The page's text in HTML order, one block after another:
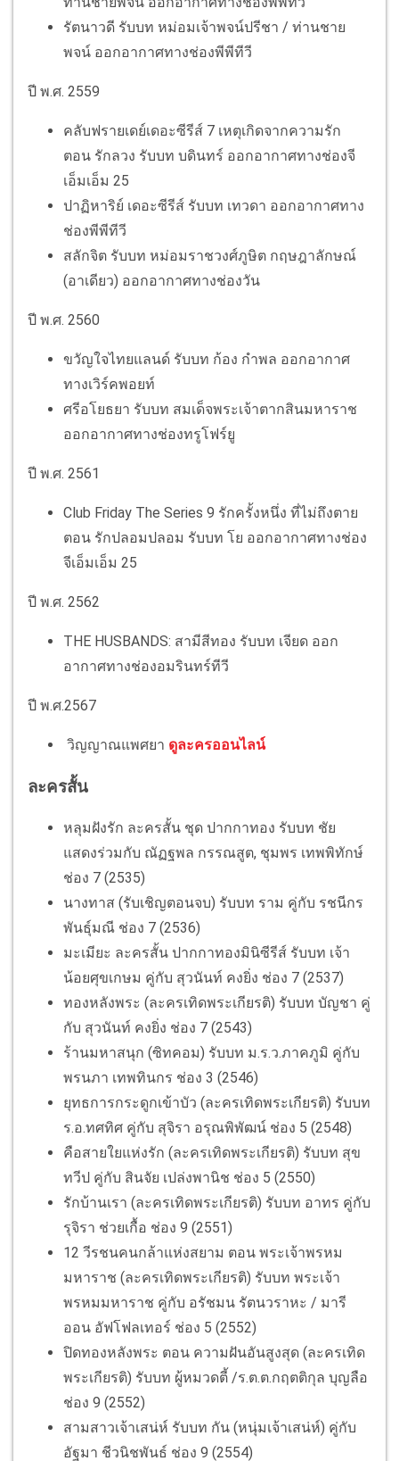
รัตนาวดี รับบท หม่อมเจ้าพจน์ปรีชา / ท่านชาย
พจน์ ออกอากาศทางช่องพีพีทีวี
ปี พ.ศ. 2559
คลับฟรายเดย์เดอะซีรีส์ 7 เหตุเกิดจากความรัก
ตอน รักลวง รับบท บดินทร์ ออกอากาศทางช่องจี
เอ็มเอ็ม 25
ปาฏิหาริย์ เดอะซีรีส์ รับบท เทวดา ออกอากาศทาง
ช่องพีพีทีวี
สลักจิต รับบท หม่อมราชวงศ์ภูษิต กฤษฎาลักษณ์
(อาเดียว) ออกอากาศทางช่องวัน
ปี พ.ศ. 2560
ขวัญใจไทยแลนด์ รับบท ก้อง กำพล ออกอากาศ
ทางเวิร์คพอยท์
ศรีอโยธยา รับบท สมเด็จพระเจ้าตากสินมหาราช
ออกอากาศทางช่องทรูโฟร์ยู
ปี พ.ศ. 2561
Club Friday The Series 9 รักครั้งหนึ่ง ที่ไม่ถึงตาย
ตอน รักปลอมปลอม รับบท โย ออกอากาศทางช่อง
จีเอ็มเอ็ม 25
ปี พ.ศ. 2562
THE HUSBANDS: สามีสีทอง รับบท เจียด ออก
อากาศทางช่องอมรินทร์ทีวี
ปี พ.ศ.2567
วิญญาณแพศยา ดูละครออนไลน์
ละครสั้น
หลุมฝังรัก ละครสั้น ชุด ปากกาทอง รับบท ชัย
แสดงร่วมกับ ณัฏฐพล กรรณสูต, ชุมพร เทพพิทักษ์
ช่อง 7 (2535)
นางทาส (รับเชิญตอนจบ) รับบท ราม คู่กับ รชนีกร
พันธุ์มณี ช่อง 7 (2536)
มะเมียะ ละครสั้น ปากกาทองมินิซีรีส์ รับบท เจ้า
น้อยศุขเกษม คู่กับ สุวนันท์ คงยิ่ง ช่อง 7 (2537)
ทองหลังพระ (ละครเทิดพระเกียรติ) รับบท บัญชา คู่
กับ สุวนันท์ คงยิ่ง ช่อง 7 (2543)
ร้านมหาสนุก (ซิทคอม) รับบท ม.ร.ว.ภาคภูมิ คู่กับ
พรนภา เทพทินกร ช่อง 3 (2546)
ยุทธการกระดูกเข้าบัว (ละครเทิดพระเกียรติ) รับบท
ร.อ.ทศทิศ คู่กับ สุจิรา อรุณพิพัฒน์ ช่อง 5 (2548)
คือสายใยแห่งรัก (ละครเทิดพระเกียรติ) รับบท สุข
ทวีป คู่กับ สินจัย เปล่งพานิช ช่อง 5 (2550)
รักบ้านเรา (ละครเทิดพระเกียรติ) รับบท อาทร คู่กับ
รุจิรา ช่วยเกื้อ ช่อง 9 (2551)
12 วีรชนคนกล้าแห่งสยาม ตอน พระเจ้าพรหม
มหาราช (ละครเทิดพระเกียรติ) รับบท พระเจ้า
พรหมมหาราช คู่กับ อรัชมน รัตนวราหะ / มารี
ออน อัฟโฟลเทอร์ ช่อง 5 (2552)
ปิดทองหลังพระ ตอน ความฝันอันสูงสุด (ละครเทิด
พระเกียรติ) รับบท ผู้หมวดตี้ /ร.ต.ต.กฤตติกุล บุญลือ
ช่อง 9 (2552)
สามสาวเจ้าเสน่ห์ รับบท กัน (หนุ่มเจ้าเสน่ห์) คู่กับ
อัฐมา ชีวนิชพันธ์ ช่อง 9 (2554)